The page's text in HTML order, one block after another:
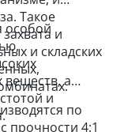
Такое
и
и складских
особой
веществ, а
и
по
прочности 4:1